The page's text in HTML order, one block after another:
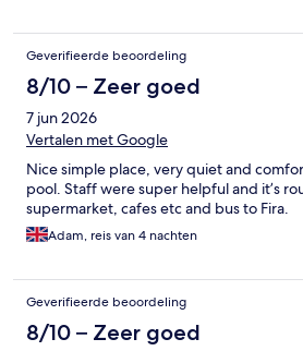
Geverifieerde beoordeling
8/10 – Zeer goed
7 jun 2026
Vertalen met Google
Nice simple place, very quiet and
pool. Staff were super helpful and it’s
supermarket, cafes etc and bus to Fira.
Adam, reis van 4 nachten
Geverifieerde beoordeling
8/10 – Zeer goed